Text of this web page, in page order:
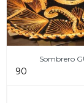
Sombrero
90